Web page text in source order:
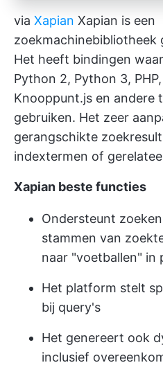
via Xapian Xapian is een
zoekmachinebibliotheek
Het heeft bindingen
Python 2, Python 3,
Knooppunt.js en andere
gebruiken. Het zeer
gerangschikte
indextermen of
Xapian beste functies
Ondersteunt
stammen van
naar "voetballen" in
Het platform stelt
bij query's
Het genereert ook
inclusief